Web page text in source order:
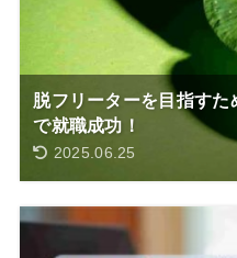
脱フリーターを目指す
で就職成功！
2025.06.25